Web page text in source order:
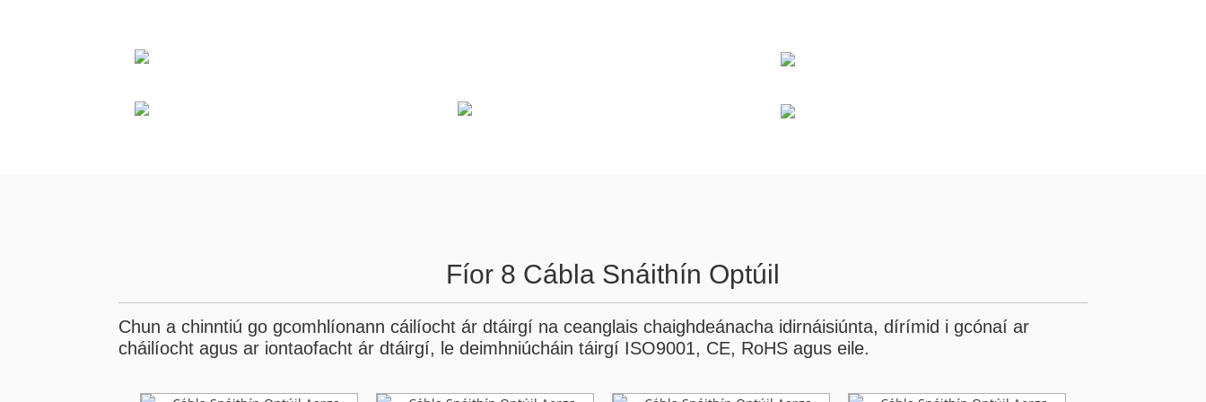
Fíor 8 Cábla Snáithín Optúil
Chun a chinntiú go gcomhlíonann cáilíocht ár dtáirgí na ceanglais chaighdeánacha idirnáisiúnta, dírímid i gcónaí ar
cháilíocht agus ar iontaofacht ár dtáirgí, le deimhniúcháin táirgí ISO9001, CE, RoHS agus eile.